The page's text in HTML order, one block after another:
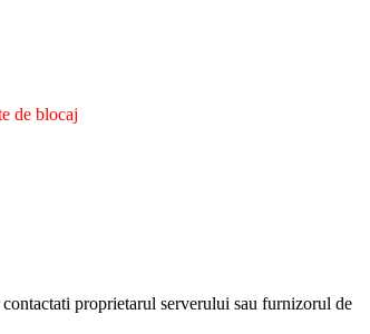
de blocaj
proprietarul serverului sau furnizorul de